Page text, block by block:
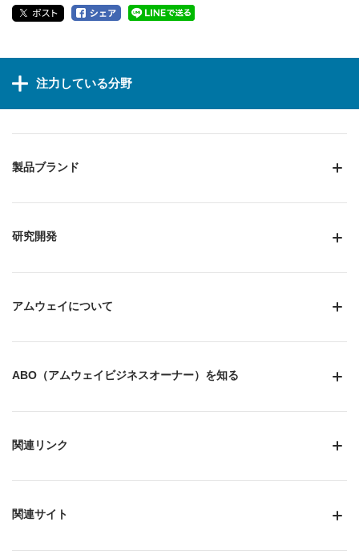
注力している分野
製品ブランド
研究開発
アムウェイについて
ABO（アムウェイビジネスオーナー）を知る
関連リンク
関連サイト